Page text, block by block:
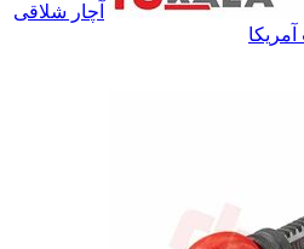
آچار شلاقی